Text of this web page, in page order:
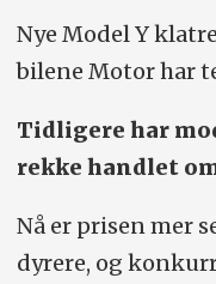
Drivlinje: 75
ett-trinns
(568 med
0–100/
Nye Model Y
bilene Motor har
Tidligere har
rekke handlet
Nå er prisen mer
dyrere, og